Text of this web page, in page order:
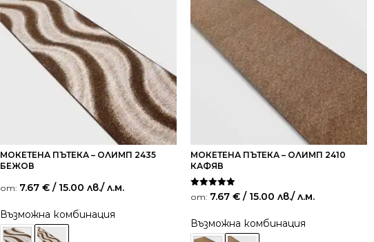
МОКЕТЕНА ПЪТЕКА – ОЛИМП 2435
БЕЖОВ
от: 7.67 € / 15.00 лв./ л.м.
Възможна комбинация
МОКЕТЕНА ПЪТЕКА – ОЛИМП 2410
КАФЯВ
Оценено на
5.00
от: 7.67 € / 15.00 лв./ л.м.
Възможна комбинация